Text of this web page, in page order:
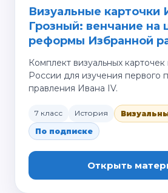
Визуальные карточки
Грозный: венчание на
реформы Избранной
Комплект визуальных
России для изучения первого
правления Ивана IV.
7 класс История
По подписке
Открыть